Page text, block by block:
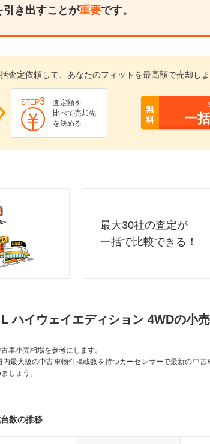
引き出すことが重要です。
査定依頼して、あなたのフィットを最高額で売却しま
STEP3
査定額を
比べて売却先
を決める
無
料
一
最大30社の査定が
一括で比較できる！
ハイウェイエディション 4WDの小
車小売相場を参考にします。
最大級の中古車物件掲載数を持つカーセンサーで最新の中古
しょう。
数の推移